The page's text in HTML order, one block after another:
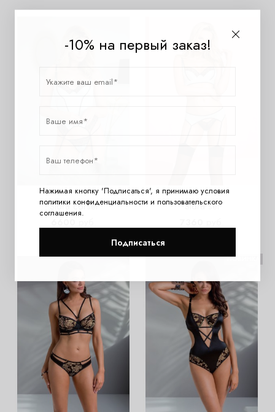
Sidra corset
Sidra set
НОВИНКА
-10% на первый заказ!
Нажимая кнопку 'Подписаться', я принимаю условия
политики конфиденциальности и пользовательского
соглашения.
Подписаться